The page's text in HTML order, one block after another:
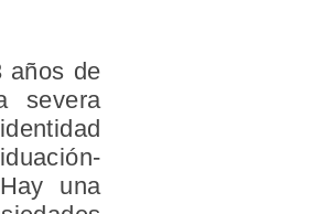
años de
severa
una